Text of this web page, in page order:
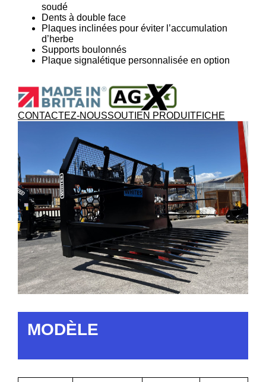
soudé
Dents à double face
Plaques inclinées pour éviter l’accumulation
d’herbe
Supports boulonnés
Plaque signalétique personnalisée en option
CONTACTEZ-NOUSSOUTIEN PRODUITFICHE
MODÈLE